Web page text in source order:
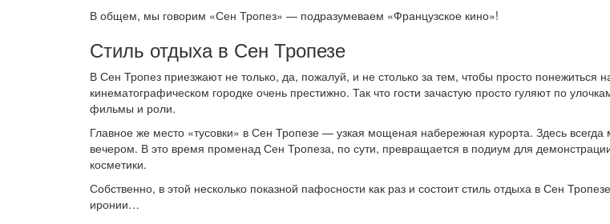
В общем, мы говорим «Сен Тропез» — подразумеваем «Французское кино»!
Стиль отдыха в Сен Тропезе
В Сен Тропез приезжают не только, да, пожалуй, и не столько за тем, чтобы просто понежиться
кинематографическом городке очень престижно. Так что гости зачастую просто гуляют по
фильмы и роли.
Главное же место «тусовки» в Сен Тропезе — узкая мощеная набережная курорта. Здесь
вечером. В это время променад Сен Тропеза, по сути, превращается в подиум для
косметики.
Собственно, в этой несколько показной пафосности как раз и состоит стиль отдыха в Сен
иронии…